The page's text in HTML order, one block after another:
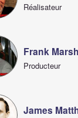
Réalisateur
Frank
Producteur
James